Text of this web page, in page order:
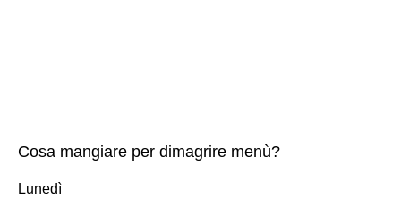
Cosa mangiare per dimagrire menù?
Lunedì